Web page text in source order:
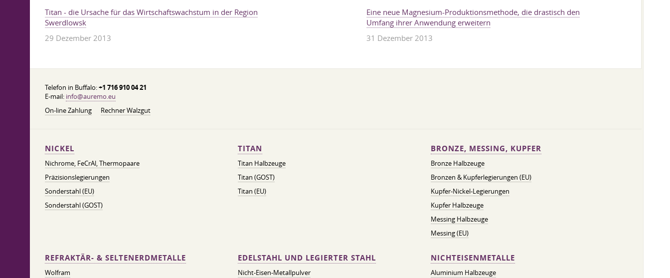
Titan - die Ursache für das Wirtschaftswachstum in der Region
Swerdlowsk
29 Dezember 2013
Eine neue Magnesium-Produktionsmethode, die drastisch den
Umfang ihrer Anwendung erweitern
31 Dezember 2013
Telefon in Buffalo:+1 716 910 04 21
E-mail: info@auremo.eu
On-line Zahlung
Rechner Walzgut
NICKEL
Nichrome, FeСrAl, ​​Thermopaare
Präzisionslegierungen
Sonderstahl (EU)
Sonderstahl (GOST)
TITAN
Titan Halbzeuge
Titan (GOST)
Titan (EU)
BRONZE, MESSING, KUPFER
Bronze Halbzeuge
Bronzen & Kupferlegierungen (EU)
Kupfer-Nickel-Legierungen
Kupfer Halbzeuge
Messing Halbzeuge
Messing (EU)
REFRAKTÄR- & SELTENERDMETALLE
Wolfram
EDELSTAHL UND LEGIERTER STAHL
Nicht-Eisen-Metallpulver
NICHTEISENMETALLE
Aluminium Halbzeuge